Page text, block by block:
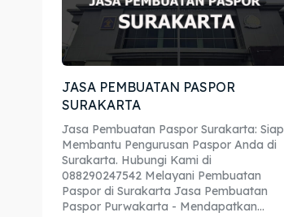
JASA PEMBUATAN PASPOR
SURAKARTA
Jasa Pembuatan Paspor Surakarta: Siap
Membantu Pengurusan Paspor Anda di
Surakarta. Hubungi Kami di
088290247542 Melayani Pembuatan
Paspor di Surakarta Jasa Pembuatan
Paspor Purwakarta - Mendapatkan...